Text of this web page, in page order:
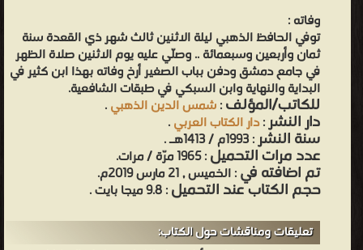
وفاته :
توفي الحافظ الذهبي ليلة الاثنين ثالث شهر ذي القعدة سنة
ثمان وأربعين وسبعمائة .. وصلّي عليه يوم الاثنين صلاة الظهر
في جامع دمشق ودفن بباب الصغير أرخ وفاته بهذا ابن كثير في
البداية والنهاية وابن السبكي في طبقات الشافعية.
للكاتب/المؤلف:شمس الدين الذهبي.
دار النشر:دار الكتاب العربي.
سنة النشر: 1993م / 1413هـ .
عدد مرات التحميل: 1965 مرّة / مرات.
تم اضافته في: الخميس , 21 مارس 2019م.
حجم الكتاب عند التحميل: 9.8 ميجا بايت .
تعليقات ومناقشات حول الكتاب: